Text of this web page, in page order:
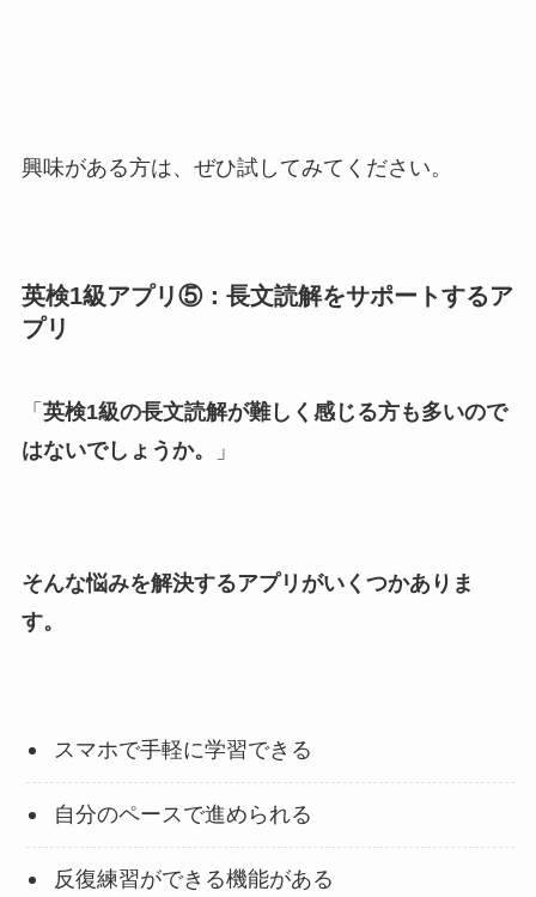
興味がある方は、ぜひ試してみてください。
英検1級アプリ⑤：長文読解をサポートするア
プリ
「 英検1級の長文読解が難しく感じる方も多いので
はないでしょうか。
」
そんな悩みを解決するアプリがいくつかありま
す。
スマホで手軽に学習できる
自分のペースで進められる
反復練習ができる機能がある